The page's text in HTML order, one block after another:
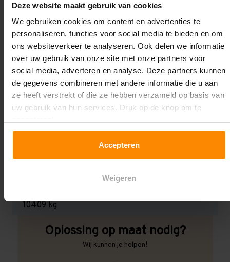
Deze website maakt gebruik van cookies
We gebruiken cookies om content en advertenties te
personaliseren, functies voor social media te bieden en om
ons websiteverkeer te analyseren. Ook delen we informatie
over uw gebruik van onze site met onze partners voor
social media, adverteren en analyse. Deze partners kunnen
de gegevens combineren met andere informatie die u aan
ze heeft verstrekt of die ze hebben verzameld op basis van
uw gebruik van hun services. Druk op de knop om te
Accepteren
Weigeren
15.100 mm
Liggerlengte:
1.850 mm & 2.700 mm
Aantal niveaus:
2
Kleur staanders:
10409 kg
Oplossing op maat nodig?
Wij kunnen je helpen!